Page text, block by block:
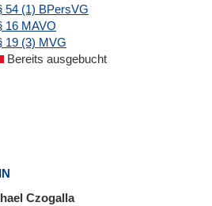
54 (1) BPersVG
16 MAVO
19 (3) MVG
Bereits ausgebucht
Czogalla